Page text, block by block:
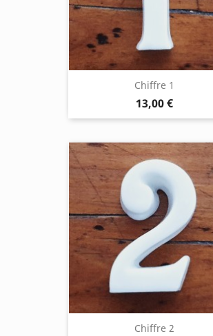
Chiffre 1
13,00 €
Chiffre 2